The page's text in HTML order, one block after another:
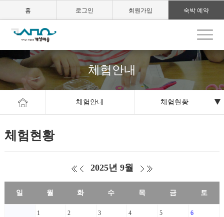
홈 로그인 회원가입 숙박 예약
체험안내
체험안내 체험현황
체험현황
2025년 9월
일 월 화 수 목 금 토
1 2 3 4 5 6